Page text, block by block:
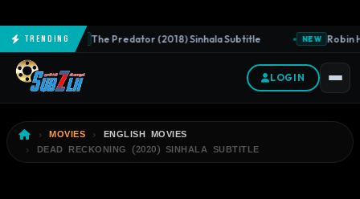
TrendingNEW The Predator (2018) Sinhala Subtitle NEW Robin
LOGIN
MOVIES
ENGLISH MOVIES
DEAD RECKONING (2020) SINHALA SUBTITLE